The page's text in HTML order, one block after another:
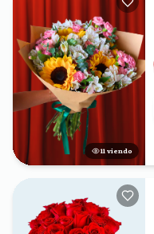
10 viendo